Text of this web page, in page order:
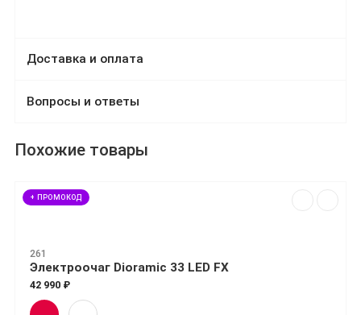
Доставка и оплата
Вопросы и ответы
Похожие товары
+ ПРОМОКОД
261
Электроочаг Dioramic 33 LED FX
42 990 ₽